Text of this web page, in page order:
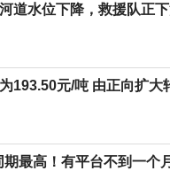
道水位下降，救援队正
193.50元/吨 由正向扩大
最高！有平台不到一个